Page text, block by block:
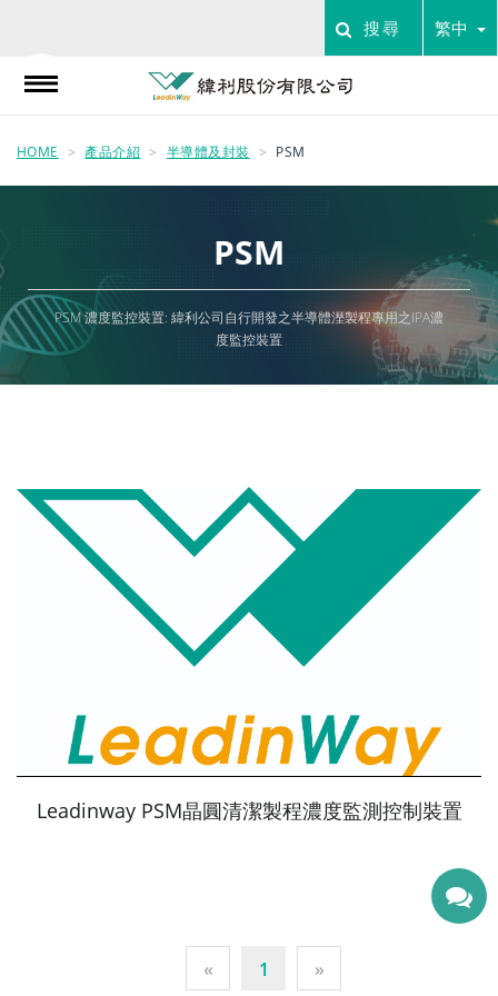
搜尋 繁中
HOME 產品介紹 半導體及封裝 PSM
PSM
PSM 濃度監控裝置: 緯利公司自行開發之半導體溼製程專用之IPA濃
度監控裝置
Leadinway PSM晶圓清潔製程濃度監測控制裝置
« 1 »